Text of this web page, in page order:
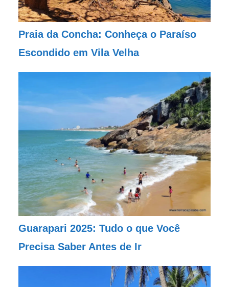
Praia da Concha: Conheça o Paraíso
Escondido em Vila Velha
Guarapari 2025: Tudo o que Você
Precisa Saber Antes de Ir